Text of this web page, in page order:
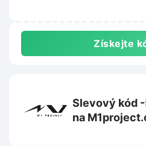
Získejte
Slevový kód
na